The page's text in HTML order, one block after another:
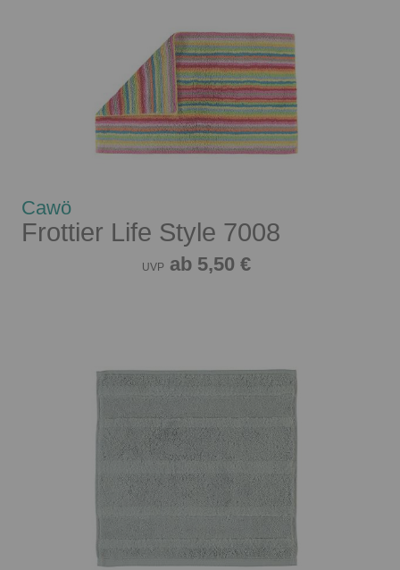
Cawö
Frottier Life Style 7008
UVP ab 5,50 €